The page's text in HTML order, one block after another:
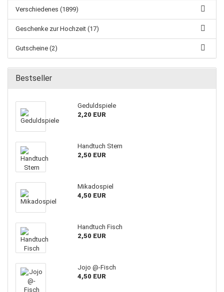
Verschiedenes (1899)
Geschenke zur Hochzeit (17)
Gutscheine (2)
Bestseller
Geduldspiele
2,20 EUR
Handtuch Stern
2,50 EUR
Mikadospiel
4,50 EUR
Handtuch Fisch
2,50 EUR
Jojo @-Fisch
4,50 EUR